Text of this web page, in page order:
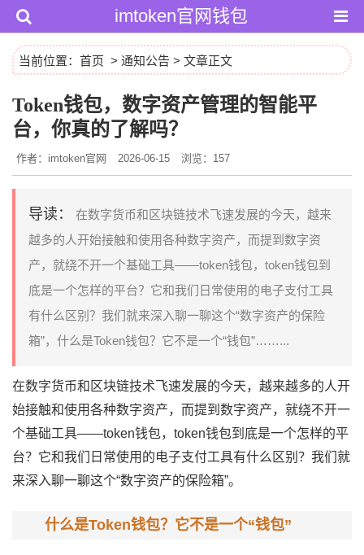
imtoken官网钱包
当前位置： 首页 > 通知公告 > 文章正文
Token钱包，数字资产管理的智能平
台，你真的了解吗？
作者：imtoken官网 2026-06-15 浏览：157
导读：
在数字货币和区块链技术飞速发展的今天，越来
越多的人开始接触和使用各种数字资产，而提到数字资
产，就绕不开一个基础工具——token钱包，token钱包到
底是一个怎样的平台？它和我们日常使用的电子支付工具
有什么区别？我们就来深入聊一聊这个“数字资产的保险
箱”，什么是Token钱包？它不是一个“钱包”……...
在数字货币和区块链技术飞速发展的今天，越来越多的人开
始接触和使用各种数字资产，而提到数字资产，就绕不开一
个基础工具——token钱包，token钱包到底是一个怎样的平
台？它和我们日常使用的电子支付工具有什么区别？我们就
来深入聊一聊这个“数字资产的保险箱”。
什么是Token钱包？它不是一个“钱包”